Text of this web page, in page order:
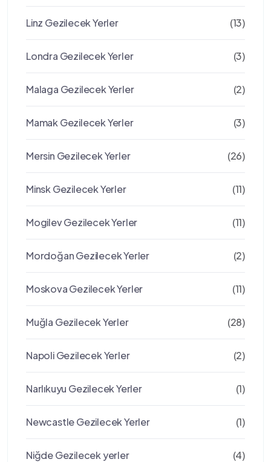
Linz Gezilecek Yerler (13)
Londra Gezilecek Yerler (3)
Malaga Gezilecek Yerler (2)
Mamak Gezilecek Yerler (3)
Mersin Gezilecek Yerler (26)
Minsk Gezilecek Yerler (11)
Mogilev Gezilecek Yerler (11)
Mordoğan Gezilecek Yerler (2)
Moskova Gezilecek Yerler (11)
Muğla Gezilecek Yerler (28)
Napoli Gezilecek Yerler (2)
Narlıkuyu Gezilecek Yerler (1)
Newcastle Gezilecek Yerler (1)
Niğde Gezilecek yerler (4)